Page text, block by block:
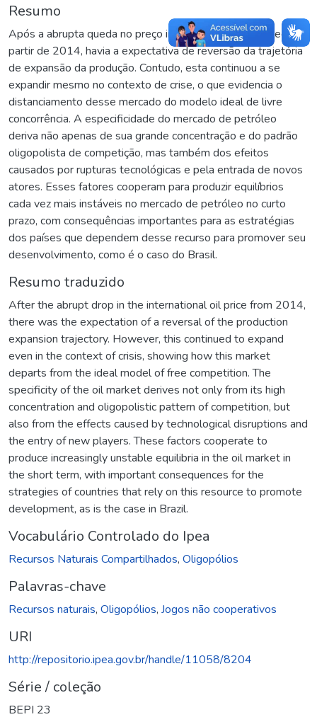
Resumo
Após a abrupta queda no preço internacional do petróleo a
partir de 2014, havia a expectativa de reversão da trajetória
de expansão da produção. Contudo, esta continuou a se
expandir mesmo no contexto de crise, o que evidencia o
distanciamento desse mercado do modelo ideal de livre
concorrência. A especificidade do mercado de petróleo
deriva não apenas de sua grande concentração e do padrão
oligopolista de competição, mas também dos efeitos
causados por rupturas tecnológicas e pela entrada de novos
atores. Esses fatores cooperam para produzir equilíbrios
cada vez mais instáveis no mercado de petróleo no curto
prazo, com consequências importantes para as estratégias
dos países que dependem desse recurso para promover seu
desenvolvimento, como é o caso do Brasil.
Resumo traduzido
After the abrupt drop in the international oil price from 2014,
there was the expectation of a reversal of the production
expansion trajectory. However, this continued to expand
even in the context of crisis, showing how this market
departs from the ideal model of free competition. The
specificity of the oil market derives not only from its high
concentration and oligopolistic pattern of competition, but
also from the effects caused by technological disruptions and
the entry of new players. These factors cooperate to
produce increasingly unstable equilibria in the oil market in
the short term, with important consequences for the
strategies of countries that rely on this resource to promote
development, as is the case in Brazil.
Vocabulário Controlado do Ipea
Recursos Naturais Compartilhados, Oligopólios
Palavras-chave
Recursos naturais, Oligopólios, Jogos não cooperativos
URI
http://repositorio.ipea.gov.br/handle/11058/8204
Série / coleção
BEPI 23